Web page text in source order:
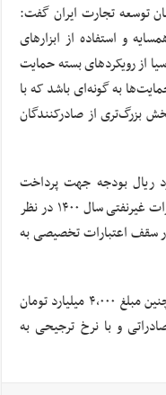
توسعه تجارت ایران گفت:
و استفاده از ابزارهای
از رویکردهای بسته حمایت
به گونه‌ای باشد که با
بزرگ‌تری از صادرکنندگان
مجموع بیش از ۹,۰۰۰ میلیارد ریال بودجه جهت پرداخت
مشوق‌های صادراتی در بسته حمایت از صادرات غیرنفتی سال ۱۴۰۰ در نظر
قالب ۱۳ سرفصل و در سقف اعتبارات تخصیصی به
دبیر کارگروه مشوق‌های صادراتی گفت: همچنین مبلغ ۴,۰۰۰ میلیارد تومان
و با نرخ ترجیحی به